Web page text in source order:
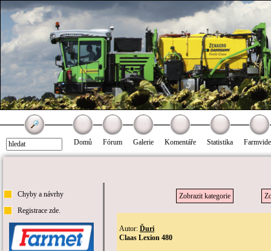
Domů Fórum Galerie Komentáře Statistika
Chyby a návrhy
Registrace zde.
Zobrazit kategorie
Autor: Ďuri
Claas Lexion 480